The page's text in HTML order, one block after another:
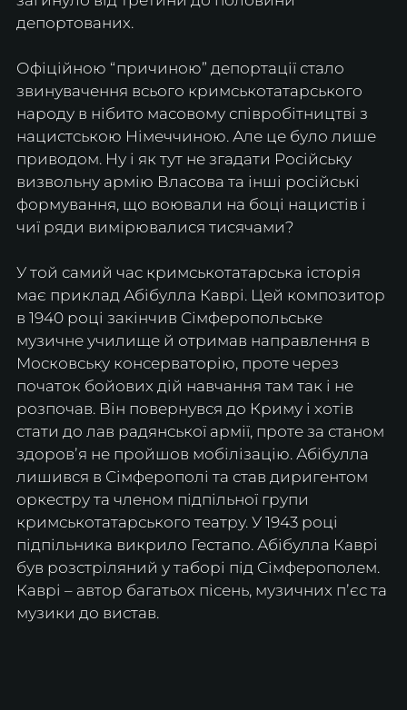
депортованих.
Офіційною “причиною” депортації стало
звинувачення всього кримськотатарського
народу в нібито масовому співробітництві з
нацистською Німеччиною. Але це було лише
приводом. Ну і як тут не згадати Російську
визвольну армію Власова та інші російські
формування, що воювали на боці нацистів і
чиї ряди вимірювалися тисячами?
У той самий час кримськотатарська історія
має приклад Абібулла Каврі. Цей композитор
в 1940 році закінчив Сімферопольське
музичне училище й отримав направлення в
Московську консерваторію, проте через
початок бойових дій навчання там так і не
розпочав. Він повернувся до Криму і хотів
стати до лав радянської армії, проте за станом
здоровʼя не пройшов мобілізацію. Абібулла
лишився в Сімферополі та став диригентом
оркестру та членом підпільної групи
кримськотатарського театру. У 1943 році
підпільника викрило Гестапо. Абібулла Каврі
був розстріляний у таборі під Сімферополем.
Каврі – автор багатьох пісень, музичних пʼєс та
музики до вистав.